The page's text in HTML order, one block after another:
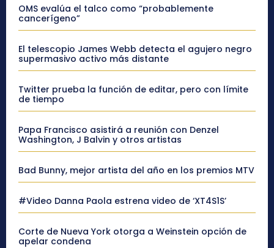
OMS evalúa el talco como “probablemente
cancerígeno”
El telescopio James Webb detecta el agujero negro
supermasivo activo más distante
Twitter prueba la función de editar, pero con límite
de tiempo
Papa Francisco asistirá a reunión con Denzel
Washington, J Balvin y otros artistas
Bad Bunny, mejor artista del año en los premios MTV
#Video Danna Paola estrena video de ‘XT4S1S’
Corte de Nueva York otorga a Weinstein opción de
apelar condena